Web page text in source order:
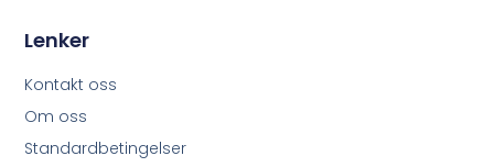
Lenker
Kontakt oss
Om oss
Standardbetingelser